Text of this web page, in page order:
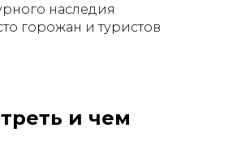
наследия
горожан и туристов
и чем